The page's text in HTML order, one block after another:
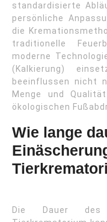
standardisierte
persönliche
die
traditionelle
moderne
(Kalkierung)
beeinflussen nicht
Menge und
ökologischen
Wie lange
Die Dauer des